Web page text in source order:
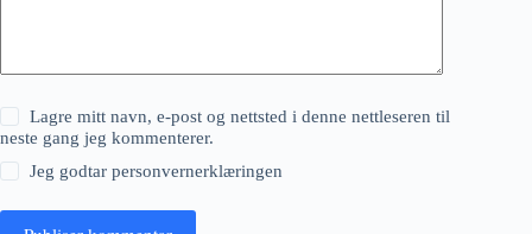
Lagre mitt navn, e-post og nettsted i denne nettleseren til
neste gang jeg kommenterer.
Jeg godtarpersonvernerklæringen